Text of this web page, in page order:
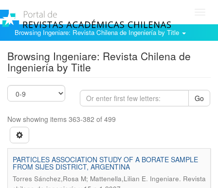
Browsing Ingeniare: Revista Chilena de Ingeniería by Title
Browsing Ingeniare: Revista Chilena de
Ingeniería by Title
Go
Now showing items 363-382 of 499
PARTICLES ASSOCIATION STUDY OF A BORATE SAMPLE
FROM SIJES DISTRICT, ARGENTINA
Torres Sánchez,Rosa M; Mattenella,Lilian E. Ingeniare. Revista